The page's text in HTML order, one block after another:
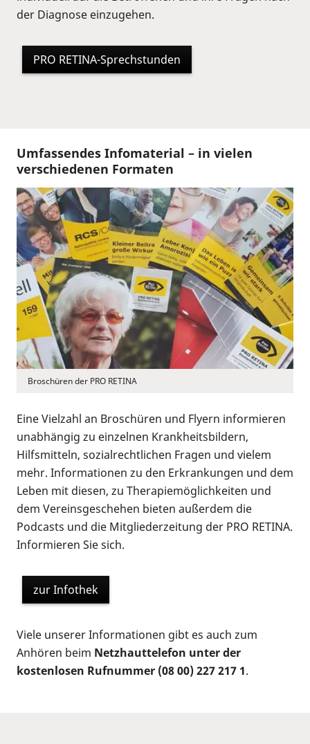
der Diagnose einzugehen.
PRO RETINA-Sprechstunden
Umfassendes Infomaterial – in vielen
verschiedenen Formaten
Broschüren der PRO RETINA
Eine Vielzahl an Broschüren und Flyern informieren
unabhängig zu einzelnen Krankheitsbildern,
Hilfsmitteln, sozialrechtlichen Fragen und vielem
mehr. Informationen zu den Erkrankungen und dem
Leben mit diesen, zu Therapiemöglichkeiten und
dem Vereinsgeschehen bieten außerdem die
Podcasts und die Mitgliederzeitung der PRO RETINA.
Informieren Sie sich.
zur Infothek
Viele unserer Informationen gibt es auch zum
Anhören beim Netzhauttelefon unter der
kostenlosen Rufnummer (08 00) 227 217 1.